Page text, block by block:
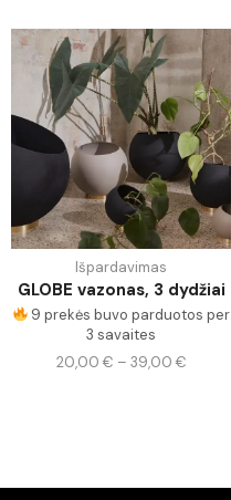
Išpardavimas
GLOBE vazonas, 3 dydžiai
9 prekės buvo parduotos per
3 savaites
20,00 € – 39,00 €